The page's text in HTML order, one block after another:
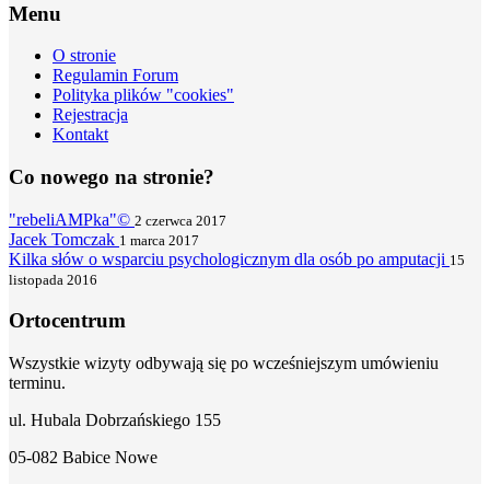
Menu
O stronie
Regulamin Forum
Polityka plików "cookies"
Rejestracja
Kontakt
Co nowego na stronie?
"rebeliAMPka"© 2 czerwca 2017
Jacek Tomczak 1 marca 2017
Kilka słów o wsparciu psychologicznym dla osób po amputacji 15
listopada 2016
Ortocentrum
Wszystkie wizyty odbywają się po wcześniejszym umówieniu
terminu.
ul. Hubala Dobrzańskiego 155
05-082 Babice Nowe